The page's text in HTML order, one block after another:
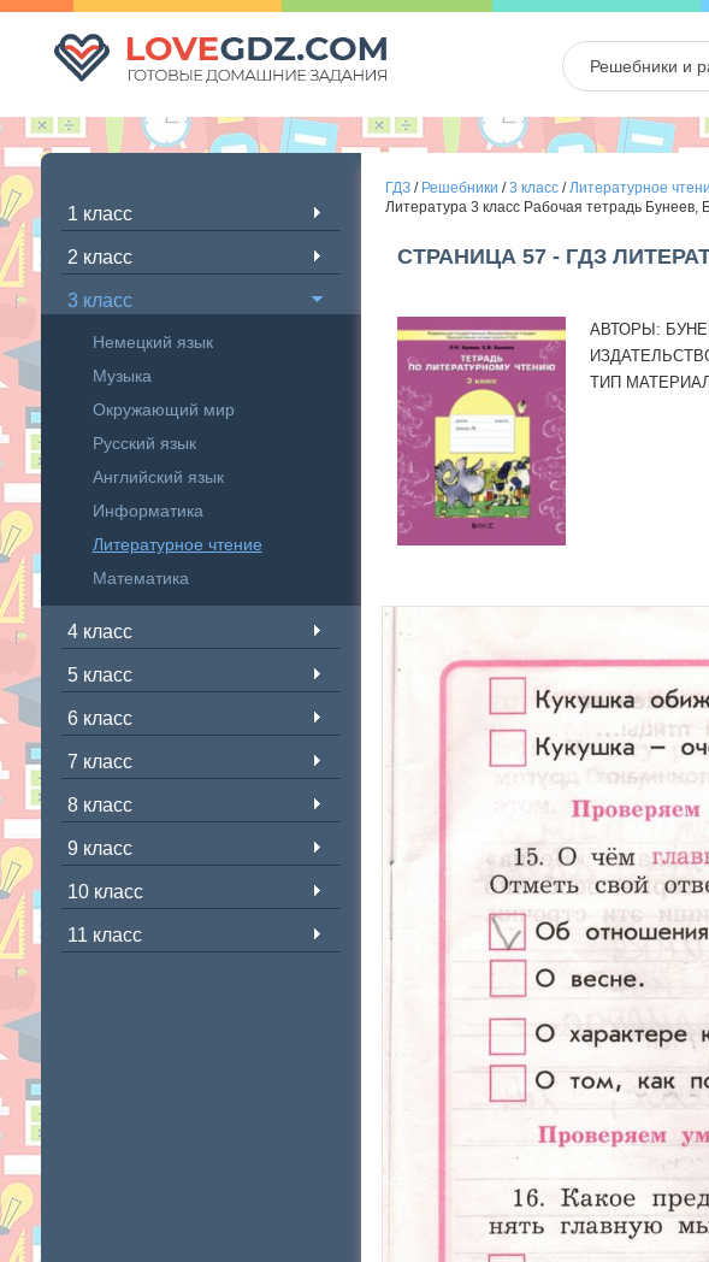
1 класс
2 класс
3 класс
Немецкий язык
Музыка
Окружающий мир
Русский язык
Английский язык
Информатика
Литературное чтение
Математика
4 класс
5 класс
6 класс
7 класс
8 класс
9 класс
10 класс
11 класс
ГДЗ/ Решебники /3 класс/Литературное
Литература 3 класс Рабочая тетрадь Бунеев,
СТРАНИЦА 57 - ГДЗ
АВТОРЫ:
ТИП